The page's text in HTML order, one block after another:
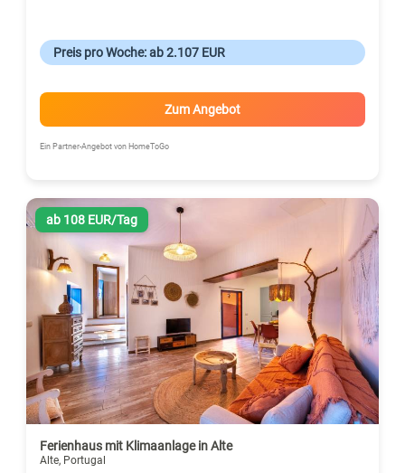
Preis pro Woche: ab 2.107 EUR
Zum Angebot
Ein Partner-Angebot von HomeToGo
ab 108 EUR/Tag
Ferienhaus mit Klimaanlage in Alte
Alte, Portugal